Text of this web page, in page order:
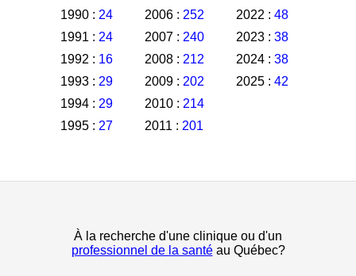
1990 : 24
1991 : 24
1992 : 16
1993 : 29
1994 : 29
1995 : 27
2006 : 252
2007 : 240
2008 : 212
2009 : 202
2010 : 214
2011 : 201
2022 : 48
2023 : 38
2024 : 38
2025 : 42
À la recherche d'une clinique ou d'un
professionnel de la santéau Québec?